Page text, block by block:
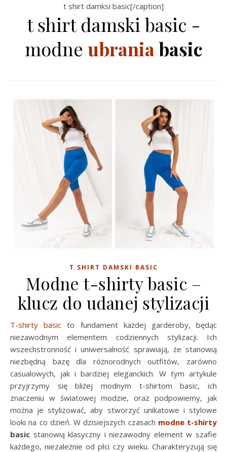
t shirt damksi basic[/caption]
t shirt damski basic -
modne ubraniabasic
T SHIRT DAMSKI BASIC
Modne t-shirty basic –
klucz do udanej stylizacji
T-shirty basic to fundament każdej garderoby, będąc
niezawodnym elementem codziennych stylizacji. Ich
wszechstronność i uniwersalność sprawiają, że stanowią
niezbędną bazę dla różnorodnych outfitów, zarówno
casualowych, jak i bardziej eleganckich. W tym artykule
przyjrzymy się bliżej modnym t-shirtom basic, ich
znaczeniu w światowej modzie, oraz podpowiemy, jak
można je stylizować, aby stworzyć unikatowe i stylowe
looki na co dzień. W dzisiejszych czasach modne t-shirty
basic stanowią klasyczny i niezawodny element w szafie
każdego, niezależnie od płci czy wieku. Charakteryzują się